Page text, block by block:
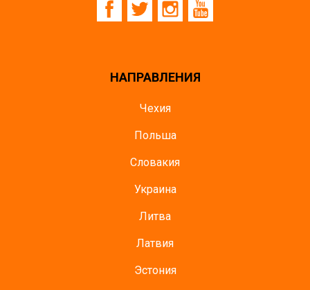
НАПРАВЛЕНИЯ
Чехия
Польша
Словакия
Украина
Литва
Латвия
Эстония